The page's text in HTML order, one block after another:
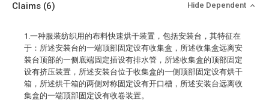
Claims (6) Hide Dependent
1.一种服装纺织用的布料快速烘干装置，包括安装台，其特征在
于：所述安装台的一端顶部固定设有收集盒，所述收集盒远离安
装台顶部的一侧底端固定插设有排水管，所述收集盒的顶部固定
设有挤压装置，所述安装台位于收集盒的一侧顶部固定设有烘干
箱，所述烘干箱的两侧对称固定设有开口槽，所述安装台远离收
集盒的一端顶部固定设有收卷装置。